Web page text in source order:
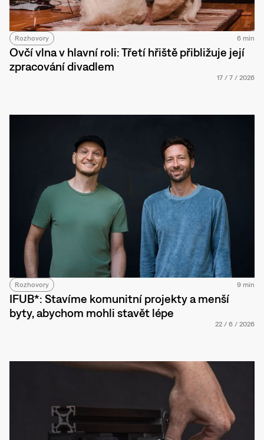
Rozhovory 6 min
Ovčí vlna v hlavní roli: Třetí hřiště přibližuje její
zpracování divadlem
17 / 7 / 2026
Rozhovory 9 min
IFUB*: Stavíme komunitní projekty a menší
byty, abychom mohli stavět lépe
22 / 6 / 2026